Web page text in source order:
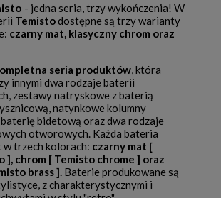
- jedna seria, trzy wykończenia! W
Temistodostępne są trzy warianty
czarny mat, klasyczny chrom oraz
seria produktów, która
innymi dwa rodzaje baterii
zestawy natryskowe z baterią
natynkowe kolumny
bidetową oraz dwa rodzaje
otworowych. Każda bateria
trzech kolorach: czarny mat [
], chrom [ Temisto chrome ] oraz
brass ]. Baterie produkowane są
z charakterystycznymi i